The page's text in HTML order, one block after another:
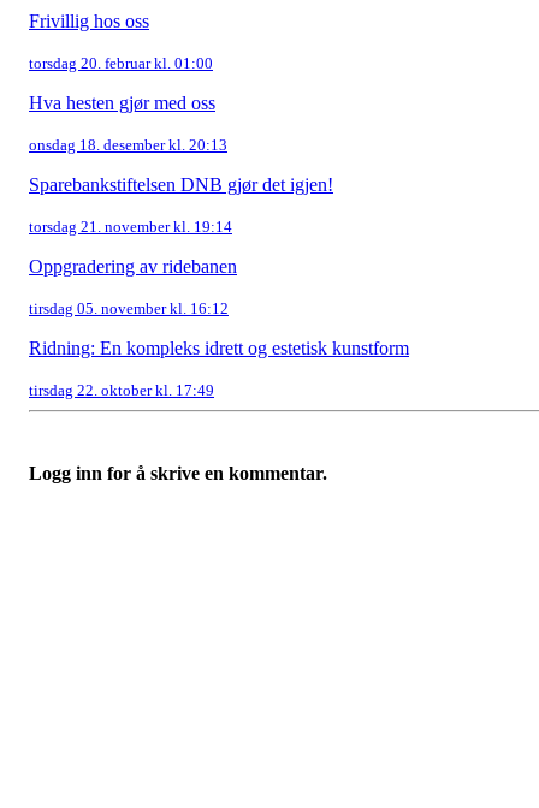
Frivillig hos oss
torsdag 20. februar kl. 01:00
Hva hesten gjør med oss
onsdag 18. desember kl. 20:13
Sparebankstiftelsen DNB gjør det igjen!
torsdag 21. november kl. 19:14
Oppgradering av ridebanen
tirsdag 05. november kl. 16:12
Ridning: En kompleks idrett og estetisk kunstform
tirsdag 22. oktober kl. 17:49
Logg inn for å skrive en kommentar.